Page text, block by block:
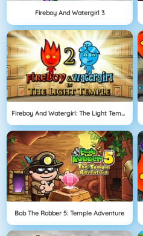
Fireboy And Watergirl 3
Fireboy And Watergirl: The Light Temple
Bob The Robber 5: Temple Adventure